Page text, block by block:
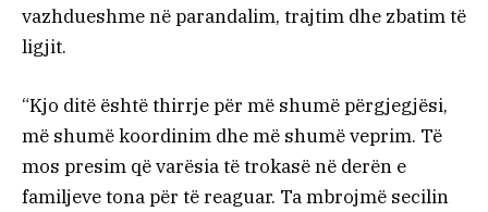
vazhdueshme në parandalim, trajtim dhe zbatim të
ligjit.
“Kjo ditë është thirrje për më shumë përgjegjësi,
më shumë koordinim dhe më shumë veprim. Të
mos presim që varësia të trokasë në derën e
familjeve tona për të reaguar. Ta mbrojmë secilin